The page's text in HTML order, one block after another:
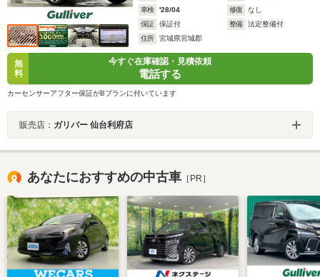
車検
'28/04 修復
なし
保証
保証付 整備
法定整備付
住所
宮城県宮城郡
無
料
今すぐ在庫確認・見積依頼
電話する
カーセンサーアフター保証がBプランに付いています
販売店： ガリバー 仙台利府店
あなたにおすすめの中古車 ［PR］